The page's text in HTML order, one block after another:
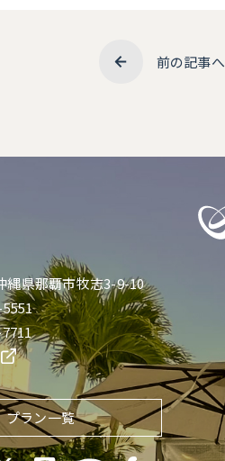
前の記事へ
縄県那覇市牧志3-9-10
プラン一覧